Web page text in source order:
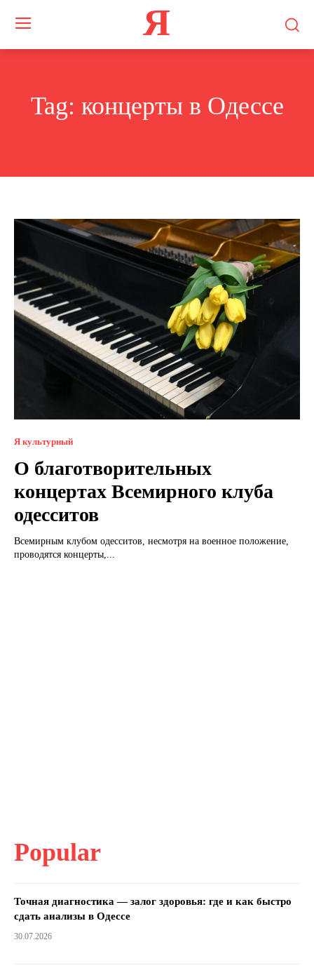
Я
Tag: концерты в Одессе
Я культурный
О благотворительных
концертах Всемирного клуба
одесситов
Всемирным клубом одесситов, несмотря на военное положение,
проводятся концерты,...
Popular
Точная диагностика — залог здоровья: где и как быстро
сдать анализы в Одессе
30.07.2026